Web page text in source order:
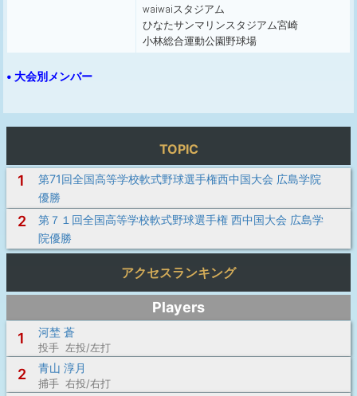
waiwaiスタジアム
ひなたサンマリンスタジアム宮崎
小林総合運動公園野球場
• 大会別メンバー
TOPIC
1
第71回全国高等学校軟式野球選手権西中国大会 広島学院
優勝
2
第７１回全国高等学校軟式野球選手権 西中国大会 広島学
院優勝
アクセスランキング
Players
1
河埜 蒼
投手 左投/左打
2 青山 淳月
捕手 右投/右打